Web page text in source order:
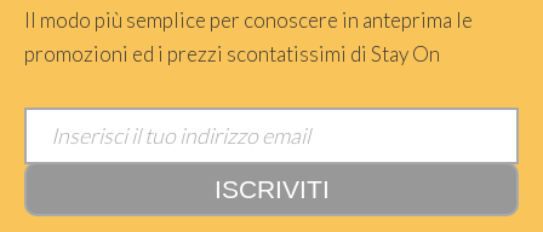
Il modo più semplice per conoscere in anteprima le
promozioni ed i prezzi scontatissimi di Stay On